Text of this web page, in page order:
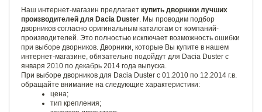
Наш интернет-магазин предлагает купить дворники лучших
производителей для Dacia Duster. Мы проводим подбор
дворников согласно оригинальным каталогам от компаний-
производителей. Это полностью исключает возможность ошибки
при выборе дворников. Дворники, которые Вы купите в нашем
интернет-магазине, обязательно подойдут для Dacia Duster с
января 2010 по декабрь 2014 года выпуска.
При выборе дворников для Dacia Duster с 01.2010 по 12.2014 г.в.
обращайте внимание на следующие характеристики:
цена;
тип крепления;